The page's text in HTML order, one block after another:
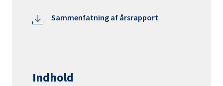
Sammenfatning af årsrapport
Indhold